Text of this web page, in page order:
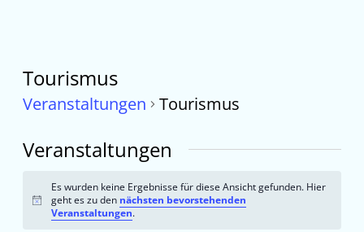
Tourismus
Veranstaltungen Tourismus
Veranstaltungen
Hinweis
Es wurden keine Ergebnisse für diese Ansicht gefunden. Hier
geht es zu den nächsten bevorstehenden
Veranstaltungen.